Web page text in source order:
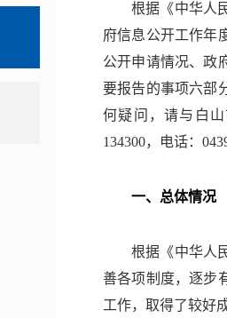
根据《中华人
府信息公开工作年
公开申请情况、政
要报告的事项六部
何疑问，请与 白
134300，电话：
一、总体情况
根据《中华人
善各项制度，逐步
工作，取得了较好